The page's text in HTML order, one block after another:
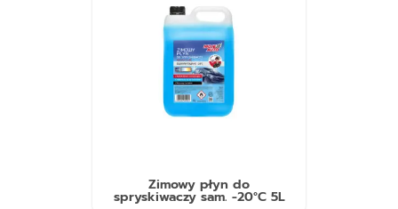
Zimowy płyn do
spryskiwaczy sam. -20°C 5L